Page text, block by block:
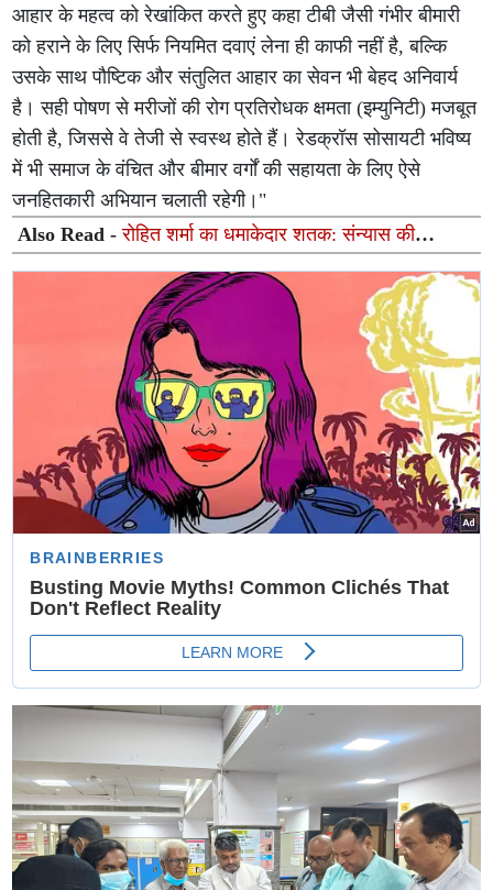
आहार के महत्व को रेखांकित करते हुए कहा टीबी जैसी गंभीर बीमारी
को हराने के लिए सिर्फ नियमित दवाएं लेना ही काफी नहीं है, बल्कि
उसके साथ पौष्टिक और संतुलित आहार का सेवन भी बेहद अनिवार्य
है। सही पोषण से मरीजों की रोग प्रतिरोधक क्षमता (इम्युनिटी) मजबूत
होती है, जिससे वे तेजी से स्वस्थ होते हैं। रेडक्रॉस सोसायटी भविष्य
में भी समाज के वंचित और बीमार वर्गों की सहायता के लिए ऐसे
जनहितकारी अभियान चलाती रहेगी।"
Also Read -रोहित शर्मा का धमाकेदार शतक: संन्यास की
अटकलों पर लगा विराम, जानें अब कब होगी मैदान पर वापसी